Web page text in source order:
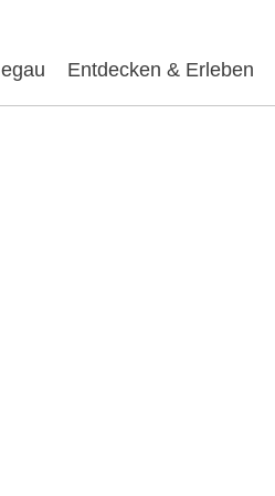
Entdecken & Erleben